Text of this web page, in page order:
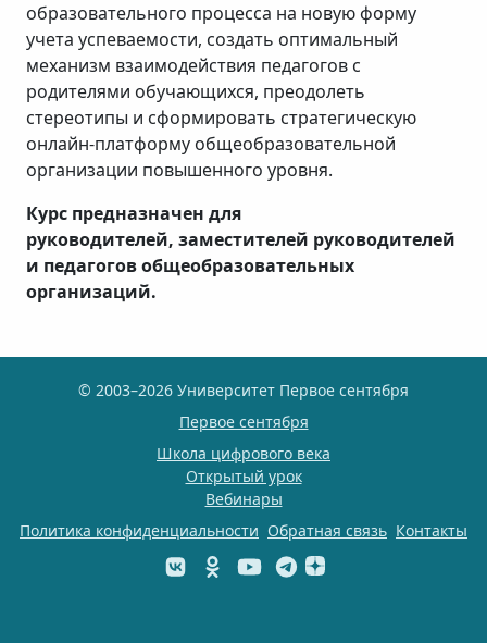
образовательного процесса на новую форму
учета успеваемости, создать оптимальный
механизм взаимодействия педагогов с
родителями обучающихся, преодолеть
стереотипы и сформировать стратегическую
онлайн-платформу общеобразовательной
организации повышенного уровня.
Курс предназначен для
руководителей, заместителей руководителей
и педагогов общеобразовательных
организаций.
© 2003–2026 Университет Первое сентября
Первое сентября
Школа цифрового века
Открытый урок
Вебинары
Политика конфиденциальности Обратная связь Контакты